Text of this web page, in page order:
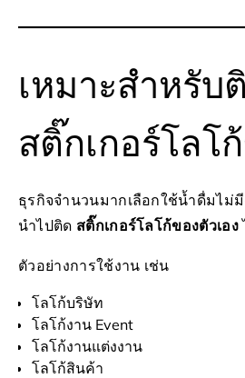
เหมาะสำหรับ
สติ๊กเกอร์โล
ธุรกิจจำนวนมากเลือกใช้น้ำดื่มไม่
นำไปติด สติ๊กเกอร์โลโก้ของตัวเอง
ตัวอย่างการใช้งาน เช่น
โลโก้บริษัท
โลโก้งาน Event
โลโก้งานแต่งงาน
โลโก้สินค้า